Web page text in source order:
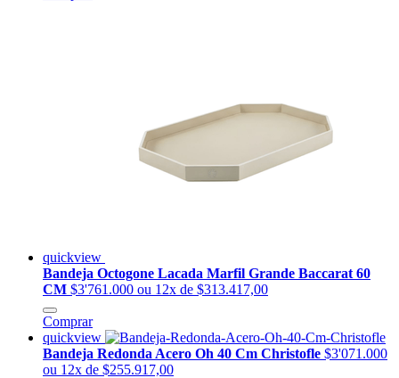
quickview
Bandeja Octogone Lacada Marfil Grande Baccarat 60
CM $3'761.000 ou 12x de $313.417,00
Comprar
quickview
Bandeja Redonda Acero Oh 40 Cm Christofle $3'071.000
ou 12x de $255.917,00